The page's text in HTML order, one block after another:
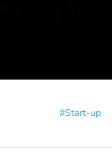
#Start-up